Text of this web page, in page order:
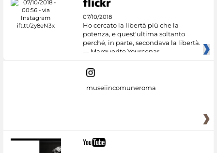
07/10/2018
Ho cercato la libertà più che la
potenza, e quest'ultima soltanto
perché, in parte, secondava la libertà.
— Marguerite Yourcenar
museiincomuneroma